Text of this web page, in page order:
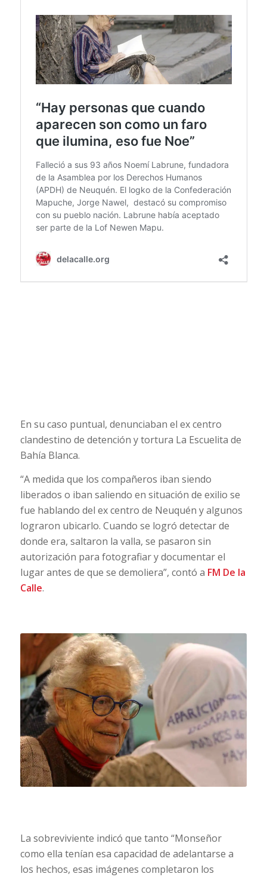
En su caso puntual, denunciaban el ex centro
clandestino de detención y tortura La Escuelita de
Bahía Blanca.
“A medida que los compañeros iban siendo
liberados o iban saliendo en situación de exilio se
fue hablando del ex centro de Neuquén y algunos
lograron ubicarlo. Cuando se logró detectar de
donde era, saltaron la valla, se pasaron sin
autorización para fotografiar y documentar el
lugar antes de que se demoliera”, contó a FM De la
Calle.
La sobreviviente indicó que tanto “Monseñor
como ella tenían esa capacidad de adelantarse a
los hechos, esas imágenes completaron los